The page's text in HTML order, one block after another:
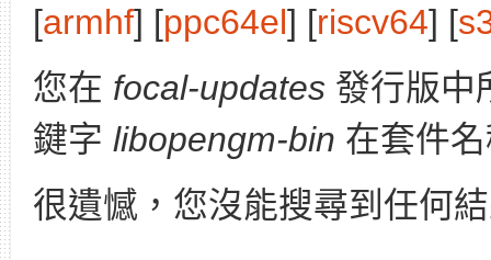
[armhf] [ppc64el] [riscv64] [
您在 focal-updates 發行版中
鍵字 libopengm-bin 在套件
很遺憾，您沒能搜尋到任何